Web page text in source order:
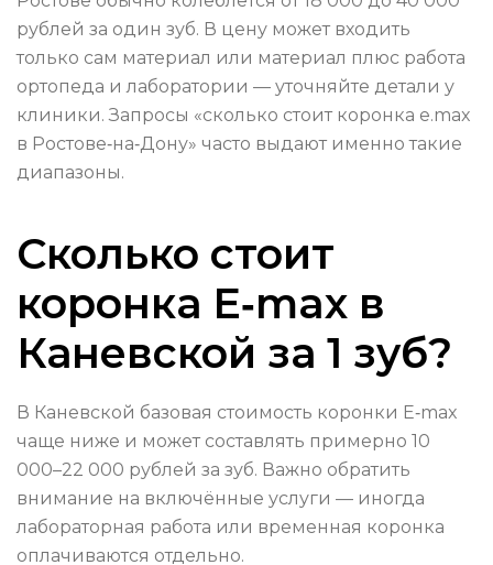
рублей за один зуб. В цену может входить
только сам материал или материал плюс работа
ортопеда и лаборатории — уточняйте детали у
клиники. Запросы «сколько стоит коронка e.max
в Ростове‑на‑Дону» часто выдают именно такие
диапазоны.
Сколько стоит
коронка E‑max в
Каневской за 1 зуб?
В Каневской базовая стоимость коронки E‑max
чаще ниже и может составлять примерно 10
000–22 000 рублей за зуб. Важно обратить
внимание на включённые услуги — иногда
лабораторная работа или временная коронка
оплачиваются отдельно.